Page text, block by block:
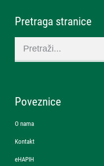
Pretraga stranice
Poveznice
O nama
Kontakt
eHAPIH